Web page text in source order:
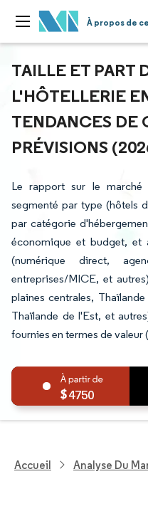
À propos de
TAILLE ET PART
L'HÔTELLERIE
TENDANCES DE
PRÉVISIONS
Le rapport sur le marché
segmenté par type (hôtels
par catégorie
économique et budget, et
(numérique direct,
entreprises/MICE, et
plaines centrales,
Thaïlande de l'Est, et
fournies en termes de valeur
4750
Accueil Analyse Du